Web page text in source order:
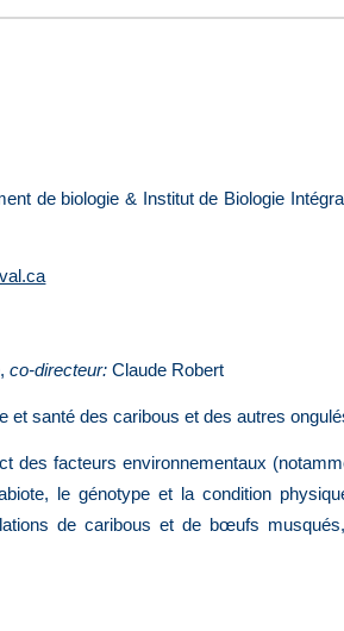
de biologie & Institut de Biologie
co-directeur: Claude Robert
et santé des caribous et des autres
des facteurs environnementaux
le génotype et la condition
de caribous et de bœufs